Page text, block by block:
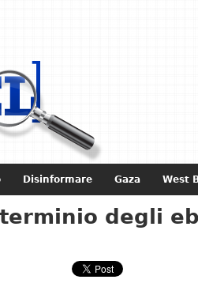
Disinformare Gaza West
di Israele
degli